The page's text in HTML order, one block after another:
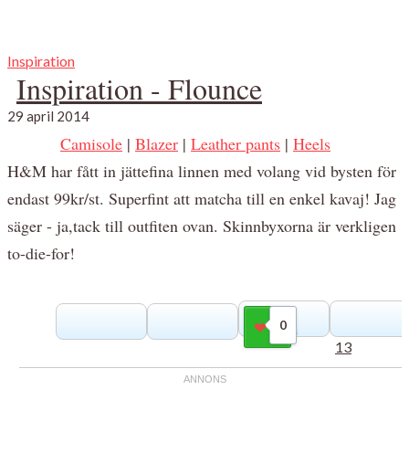
Inspiration
Inspiration - Flounce
29 april 2014
Camisole | Blazer | Leather pants | Heels
H&M har fått in jättefina linnen med volang vid bysten för
endast 99kr/st. Superfint att matcha till en enkel kavaj! Jag
säger - ja,tack till outfiten ovan. Skinnbyxorna är verkligen
to-die-for!
0
Gilla
13